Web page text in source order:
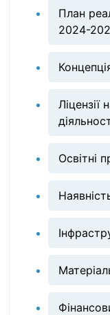
План
2024-
Ліцензії
Освітні